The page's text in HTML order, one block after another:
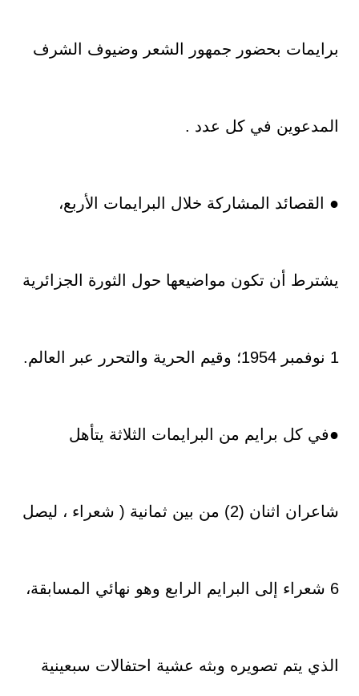
برايمات بحضور جمهور الشعر وضيوف الشرف
المدعوين في كل عدد .
● القصائد المشاركة خلال البرايمات الأربع،
يشترط أن تكون مواضيعها حول الثورة الجزائرية
1 نوفمبر 1954؛ وقيم الحرية والتحرر عبر العالم.
●في كل برايم من البرايمات الثلاثة يتأهل
شاعران اثنان (2) من بين ثمانية ( شعراء ، ليصل
6 شعراء إلى البرايم الرابع وهو نهائي المسابقة،
الذي يتم تصويره وبثه عشية احتفالات سبعينية